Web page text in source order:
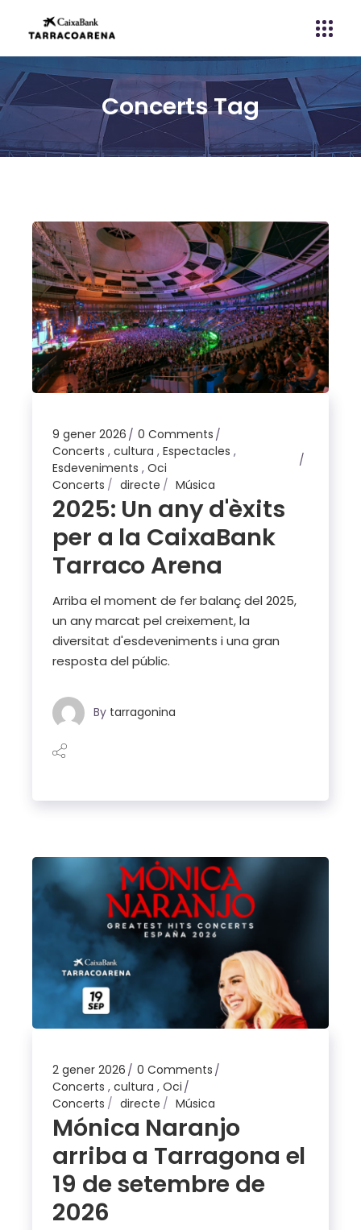
Concerts Tag
9 gener 2026
0 Comments
Concerts ,cultura ,Espectacles ,
Esdeveniments ,Oci
Concerts
directe Música
2025: Un any d'èxits
per a la CaixaBank
Tarraco Arena
Arriba el moment de fer balanç del 2025,
un any marcat pel creixement, la
diversitat d'esdeveniments i una gran
resposta del públic.
By tarragonina
2 gener 2026
0 Comments
Concerts ,cultura ,Oci
Concerts
directe Música
Mónica Naranjo
arriba a Tarragona el
19 de setembre de
2026